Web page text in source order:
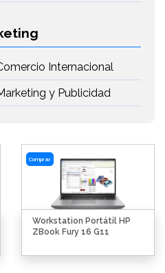
Internacional
y Publicidad
Comprar
Workstation Portátil HP
ZBook Fury 16 G11